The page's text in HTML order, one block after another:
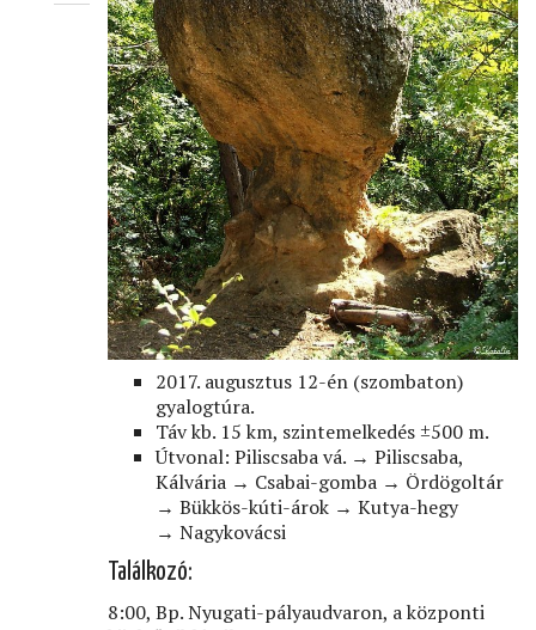
2017. augusztus 12-én (szombaton)
gyalogtúra.
Táv kb. 15 km, szintemelkedés ±500 m.
Útvonal: Piliscsaba vá. → Piliscsaba,
Kálvária → Csabai-gomba → Ördögoltár
→ Bükkös-kúti-árok → Kutya-hegy
→ Nagykovácsi
Találkozó:
8:00, Bp. Nyugati-pályaudvaron, a központi